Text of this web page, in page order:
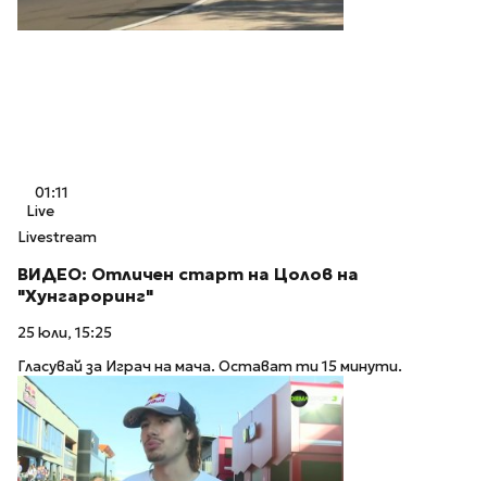
01:11
Live
Livestream
ВИДЕО: Отличен старт на Цолов на
"Хунгароринг"
25 юли, 15:25
Гласувай за Играч на мача. Остават ти 15 минути.